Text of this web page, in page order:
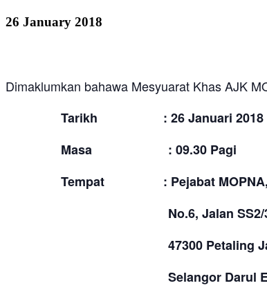
26 January 2018
Dimaklumkan bahawa Mesyuarat Khas AJK
Tarikh : 26 Januari 2018
Masa : 09.30 Pagi
Tempat : Pejabat MOPNA,
No.6, Jalan SS2/
47300 Petaling
Selangor Darul